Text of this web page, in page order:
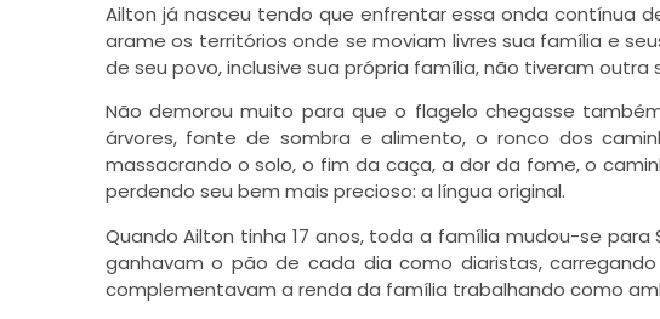
Ailton já nasceu tendo que enfrentar essa onda contínua
arame os territórios onde se moviam livres sua família e
de seu povo, inclusive sua própria família, não tiveram
Não demorou muito para que o flagelo chegasse
árvores, fonte de sombra e alimento, o ronco dos
massacrando o solo, o fim da caça, a dor da fome, o
perdendo seu bem mais precioso: a língua original.
Quando Ailton tinha 17 anos, toda a família mudou-se
ganhavam o pão de cada dia como diaristas,
complementavam a renda da família trabalhando como